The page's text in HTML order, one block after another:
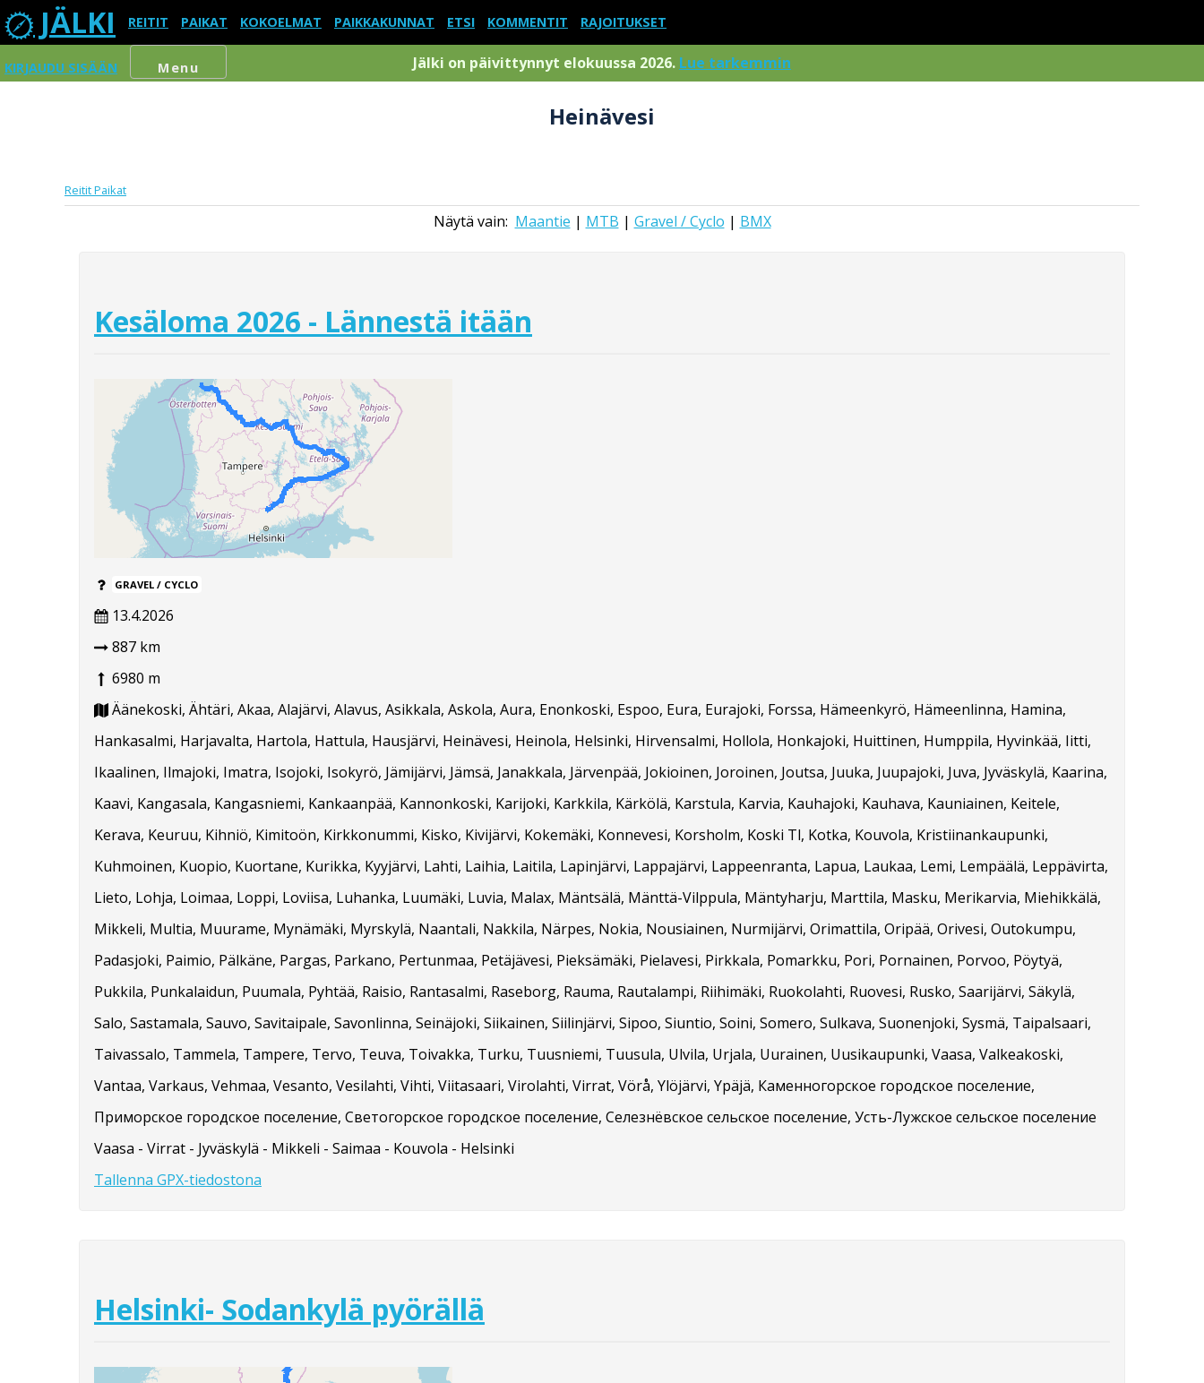
JÄLKI REITIT PAIKAT KOKOELMAT PAIKKAKUNNAT ETSI KOMMENTIT RAJOITUKSET
KIRJAUDU SISÄÄN Menu Jälki on päivittynnyt elokuussa 2026. Lue tarkemmin
Heinävesi
ReititPaikat
Näytä vain: Maantie | MTB | Gravel / Cyclo | BMX
Kesäloma 2026 - Lännestä itään
GRAVEL / CYCLO
13.4.2026
887 km
6980 m
Äänekoski, Ähtäri, Akaa, Alajärvi, Alavus, Asikkala, Askola, Aura, Enonkoski, Espoo, Eura, Eurajoki, Forssa, Hämeenkyrö, Hämeenlinna, Hamina,
Hankasalmi, Harjavalta, Hartola, Hattula, Hausjärvi, Heinävesi, Heinola, Helsinki, Hirvensalmi, Hollola, Honkajoki, Huittinen, Humppila, Hyvinkää, Iitti,
Ikaalinen, Ilmajoki, Imatra, Isojoki, Isokyrö, Jämijärvi, Jämsä, Janakkala, Järvenpää, Jokioinen, Joroinen, Joutsa, Juuka, Juupajoki, Juva, Jyväskylä, Kaarina,
Kaavi, Kangasala, Kangasniemi, Kankaanpää, Kannonkoski, Karijoki, Karkkila, Kärkölä, Karstula, Karvia, Kauhajoki, Kauhava, Kauniainen, Keitele,
Kerava, Keuruu, Kihniö, Kimitoön, Kirkkonummi, Kisko, Kivijärvi, Kokemäki, Konnevesi, Korsholm, Koski Tl, Kotka, Kouvola, Kristiinankaupunki,
Kuhmoinen, Kuopio, Kuortane, Kurikka, Kyyjärvi, Lahti, Laihia, Laitila, Lapinjärvi, Lappajärvi, Lappeenranta, Lapua, Laukaa, Lemi, Lempäälä, Leppävirta,
Lieto, Lohja, Loimaa, Loppi, Loviisa, Luhanka, Luumäki, Luvia, Malax, Mäntsälä, Mänttä-Vilppula, Mäntyharju, Marttila, Masku, Merikarvia, Miehikkälä,
Mikkeli, Multia, Muurame, Mynämäki, Myrskylä, Naantali, Nakkila, Närpes, Nokia, Nousiainen, Nurmijärvi, Orimattila, Oripää, Orivesi, Outokumpu,
Padasjoki, Paimio, Pälkäne, Pargas, Parkano, Pertunmaa, Petäjävesi, Pieksämäki, Pielavesi, Pirkkala, Pomarkku, Pori, Pornainen, Porvoo, Pöytyä,
Pukkila, Punkalaidun, Puumala, Pyhtää, Raisio, Rantasalmi, Raseborg, Rauma, Rautalampi, Riihimäki, Ruokolahti, Ruovesi, Rusko, Saarijärvi, Säkylä,
Salo, Sastamala, Sauvo, Savitaipale, Savonlinna, Seinäjoki, Siikainen, Siilinjärvi, Sipoo, Siuntio, Soini, Somero, Sulkava, Suonenjoki, Sysmä, Taipalsaari,
Taivassalo, Tammela, Tampere, Tervo, Teuva, Toivakka, Turku, Tuusniemi, Tuusula, Ulvila, Urjala, Uurainen, Uusikaupunki, Vaasa, Valkeakoski,
Vantaa, Varkaus, Vehmaa, Vesanto, Vesilahti, Vihti, Viitasaari, Virolahti, Virrat, Vörå, Ylöjärvi, Ypäjä, Каменногорское городское поселение,
Приморское городское поселение, Светогорское городское поселение, Селезнёвское сельское поселение, Усть-Лужское сельское поселение
Vaasa - Virrat - Jyväskylä - Mikkeli - Saimaa - Kouvola - Helsinki
Tallenna GPX-tiedostona
Helsinki- Sodankylä pyörällä